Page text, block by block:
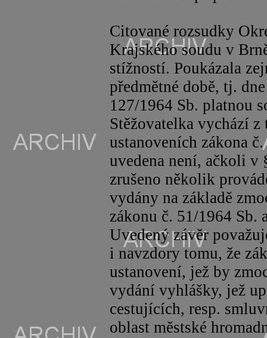
Citované rozsudky
Krajského soudu v
stížností. Poukázala
předmětné době, tj.
127/1964 Sb. platnou
Stěžovatelka vychází
ustanoveních zákona
uvedena není, ačkoli v
zrušeno několik
vydány na základě
zákonu č. 51/1964 Sb.
Uvedený závěr
i navzdory tomu, že
ustanovení, jež by
vydání vyhlášky, jež
cestujících, resp.
oblast městské